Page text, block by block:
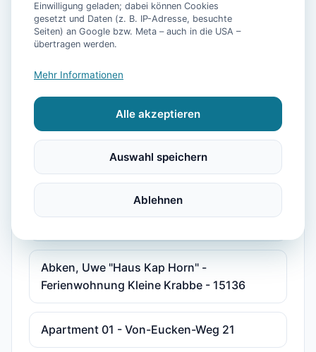
"Haus am Park" Joni und Claudia Sudradjat
- Ferienwohnung 2 - 15587
"Haus Göken" Emken - Ferienwohnung 2 -
15178
"Kolks Huus, Seglerweg" - Ferienwohnung
"Störmhuus" Rodenbäck, Silke - Wohnung
Abken, Uwe "Haus Kap Horn" -
Ferienwohnung Kleine Krabbe - 15136
Apartment 01 - Von-Eucken-Weg 21
Einwilligung geladen; dabei können Cookies
gesetzt und Daten (z. B. IP-Adresse, besuchte
Seiten) an Google bzw. Meta – auch in die USA –
übertragen werden.
Mehr Informationen
Alle akzeptieren
Auswahl speichern
Ablehnen